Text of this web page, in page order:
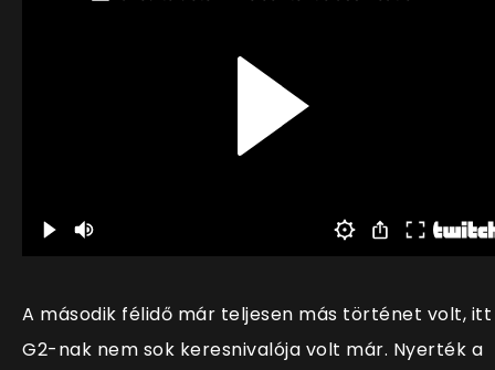
A második félidő már teljesen más történet volt, itt
G2-nak nem sok keresnivalója volt már. Nyerték a